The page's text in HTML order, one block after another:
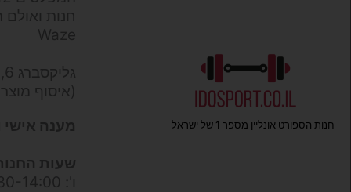
חנות הספורט אונליין מספר 1 של ישראל
חנות ואולם
Waze
גליקסברג 6,
(איסוף
מענה אישי
שעות
ו': 09:30-14:00